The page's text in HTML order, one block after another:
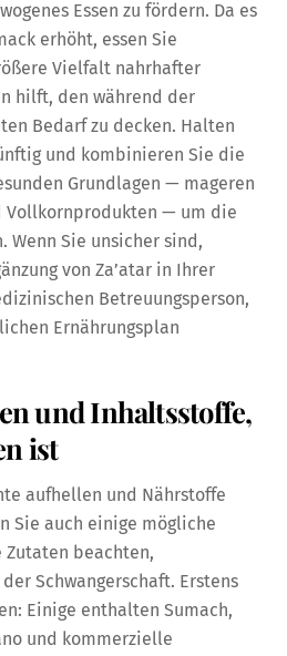
Essen zu fördern. Da es
erhöht, essen Sie
Vielfalt nahrhafter
hilft, den während der
Bedarf zu decken. Halten
und kombinieren Sie die
Grundlagen — mageren
Vollkornprodukten — um die
Wenn Sie unsicher sind,
von Za’atar in Ihrer
Betreuungsperson,
Ernährungsplan
und Inhaltsstoffe,
ist
aufhellen und Nährstoffe
Sie auch einige mögliche
beachten,
Schwangerschaft. Erstens
Einige enthalten Sumach,
und kommerzielle